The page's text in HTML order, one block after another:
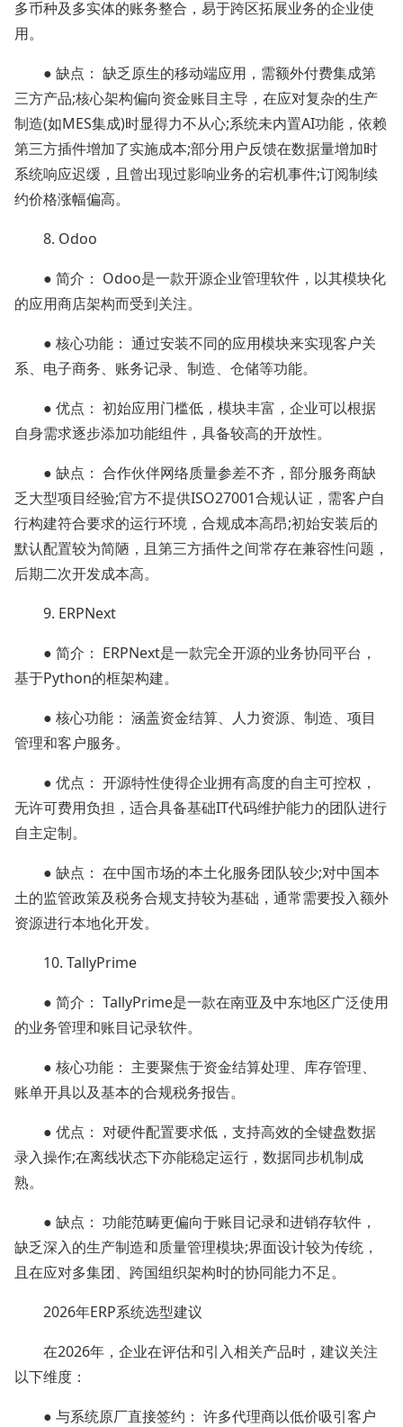
多币种及多实体的账务整合，易于跨区拓展业务的企业使
用。
● 缺点： 缺乏原生的移动端应用，需额外付费集成第
三方产品;核心架构偏向资金账目主导，在应对复杂的生产
制造(如MES集成)时显得力不从心;系统未内置AI功能，依赖
第三方插件增加了实施成本;部分用户反馈在数据量增加时
系统响应迟缓，且曾出现过影响业务的宕机事件;订阅制续
约价格涨幅偏高。
8. Odoo
● 简介： Odoo是一款开源企业管理软件，以其模块化
的应用商店架构而受到关注。
● 核心功能： 通过安装不同的应用模块来实现客户关
系、电子商务、账务记录、制造、仓储等功能。
● 优点： 初始应用门槛低，模块丰富，企业可以根据
自身需求逐步添加功能组件，具备较高的开放性。
● 缺点： 合作伙伴网络质量参差不齐，部分服务商缺
乏大型项目经验;官方不提供ISO27001合规认证，需客户自
行构建符合要求的运行环境，合规成本高昂;初始安装后的
默认配置较为简陋，且第三方插件之间常存在兼容性问题，
后期二次开发成本高。
9. ERPNext
● 简介： ERPNext是一款完全开源的业务协同平台，
基于Python的框架构建。
● 核心功能： 涵盖资金结算、人力资源、制造、项目
管理和客户服务。
● 优点： 开源特性使得企业拥有高度的自主可控权，
无许可费用负担，适合具备基础IT代码维护能力的团队进行
自主定制。
● 缺点： 在中国市场的本土化服务团队较少;对中国本
土的监管政策及税务合规支持较为基础，通常需要投入额外
资源进行本地化开发。
10. TallyPrime
● 简介： TallyPrime是一款在南亚及中东地区广泛使用
的业务管理和账目记录软件。
● 核心功能： 主要聚焦于资金结算处理、库存管理、
账单开具以及基本的合规税务报告。
● 优点： 对硬件配置要求低，支持高效的全键盘数据
录入操作;在离线状态下亦能稳定运行，数据同步机制成
熟。
● 缺点： 功能范畴更偏向于账目记录和进销存软件，
缺乏深入的生产制造和质量管理模块;界面设计较为传统，
且在应对多集团、跨国组织架构时的协同能力不足。
2026年ERP系统选型建议
在2026年，企业在评估和引入相关产品时，建议关注
以下维度：
● 与系统原厂直接签约： 许多代理商以低价吸引客户